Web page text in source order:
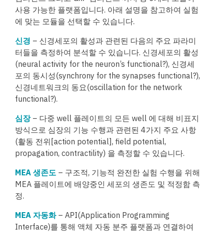
사용 가능한 플랫폼입니다. 아래 설명을 참고하여 실험
에 맞는 모듈을 선택할 수 있습니다.
신경 – 신경세포의 활성과 관련된 다음의 주요 파라미
터들을 측정하여 분석할 수 있습니다. 신경세포의 활성
(neural activity for the neuron’s functional?), 신경세
포의 동시성(synchrony for the synapses functional?),
신경네트워크의 동요(oscillation for the network
functional?).
심장 – 다중 well 플레이트의 모든 well 에 대해 비표지
방식으로 심장의 기능 수행과 관련된 4가지 주요 사항
(활동 전위[action potential], field potential,
propagation, contractility) 을 측정할 수 있습니다.
MEA 생존도 – 구조적, 기능적 완전한 실험 수행을 위해
MEA 플레이트에 배양중인 세포의 생존도 및 적정함 측
정.
MEA 자동화– API(Application Programming
Interface)를 통해 액체 자동 분주 플랫폼과 연결하여